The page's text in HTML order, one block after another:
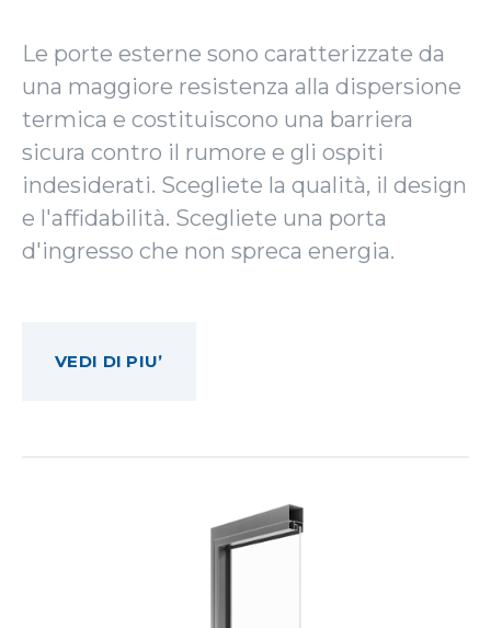
Le porte esterne sono caratterizzate da
una maggiore resistenza alla dispersione
termica e costituiscono una barriera
sicura contro il rumore e gli ospiti
indesiderati. Scegliete la qualità, il design
e l'affidabilità. Scegliete una porta
d'ingresso che non spreca energia.
VEDI DI PIU’